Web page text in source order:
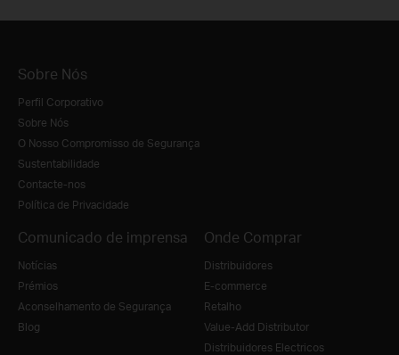
Sobre Nós
Perfil Corporativo
Sobre Nós
O Nosso Compromisso de Segurança
Sustentabilidade
Contacte-nos
Política de Privacidade
Comunicado de imprensa
Notícias
Prémios
Aconselhamento de Segurança
Blog
Onde Comprar
Distribuidores
E-commerce
Retalho
Value-Add Distributor
Distribuidores Electricos